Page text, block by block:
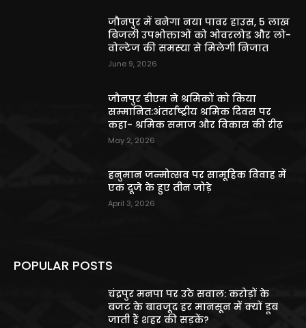
जौनपुर में बनेगा नया पावर हाउस, 5 लाख
बिजली उपभोक्ताओं को ओवरलोड और लो-
वोल्टेज की समस्या से मिलेगी निजात
June 9, 2026
जौनपुर डीएम ने श्रमिकों को किया
सम्मानित:अंतर्राष्ट्रीय श्रमिक दिवस पर
कहा- श्रमिक समाज और विकास की रीढ़
May 2, 2026
हनुमान जन्मोत्सव पर सामूहिक विवाह में
एक दूजे के हुए तीन जोड़े
April 3, 2026
POPULAR POSTS
चंद्रपुर मनपा पर उठे सवाल: करोड़ों के
बजट के बावजूद हर मानसून में क्यों डूब
जाती हैं शहर की सड़कें?